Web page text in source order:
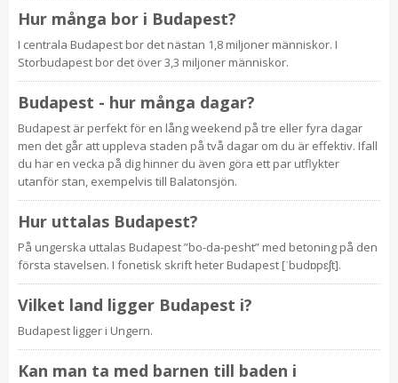
Hur många bor i Budapest?
I centrala Budapest bor det nästan 1,8 miljoner människor. I
Storbudapest bor det över 3,3 miljoner människor.
Budapest - hur många dagar?
Budapest är perfekt för en lång weekend på tre eller fyra dagar
men det går att uppleva staden på två dagar om du är effektiv. Ifall
du har en vecka på dig hinner du även göra ett par utflykter
utanför stan, exempelvis till Balatonsjön.
Hur uttalas Budapest?
På ungerska uttalas Budapest ”bo-da-pesht” med betoning på den
första stavelsen. I fonetisk skrift heter Budapest [ˈbudɒpɛʃt].
Vilket land ligger Budapest i?
Budapest ligger i Ungern.
Kan man ta med barnen till baden i